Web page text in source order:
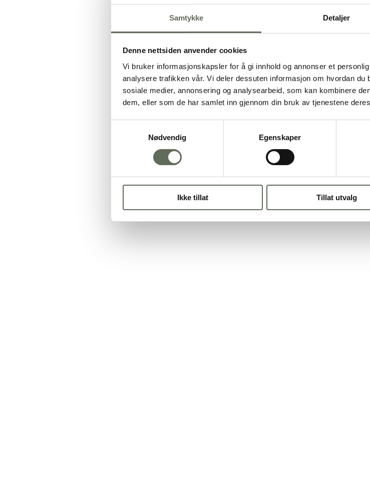
Samtykke Detaljer
Denne nettsiden anvender cookies
Vi bruker informasjonskapsler for å gi innhold og annonser et
analysere trafikken vår. Vi deler dessuten informasjon om hvordan
sosiale medier, annonsering og analysearbeid, som kan kombinere
dem, eller som de har samlet inn gjennom din bruk av tjenestene
Nødvendig
Egenskaper
Ikke tillat Tillat utvalg